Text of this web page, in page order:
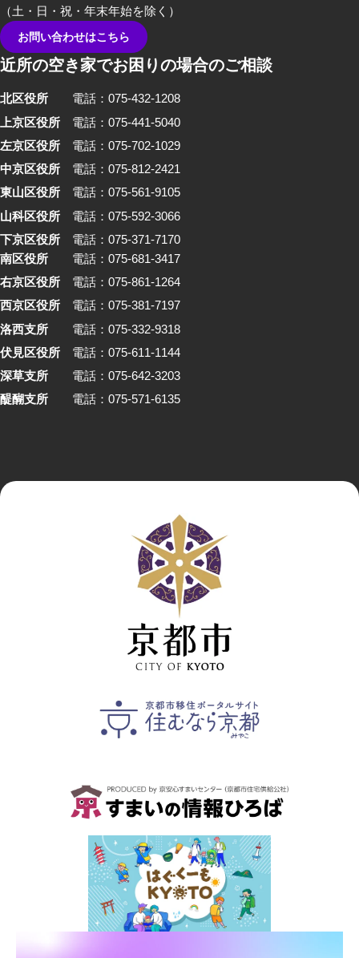
（土・日・祝・年末年始を除く）
お問い合わせはこちら
近所の空き家でお困りの場合のご相談
北区役所
電話：075-432-1208
上京区役所
電話：075-441-5040
左京区役所
電話：075-702-1029
中京区役所
電話：075-812-2421
東山区役所
電話：075-561-9105
山科区役所
電話：075-592-3066
下京区役所
電話：075-371-7170
南区役所
電話：075-681-3417
右京区役所
電話：075-861-1264
西京区役所
電話：075-381-7197
洛西支所
電話：075-332-9318
伏見区役所
電話：075-611-1144
深草支所
電話：075-642-3203
醍醐支所
電話：075-571-6135